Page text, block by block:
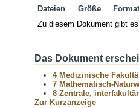
Dateien Größe
Format
Zu diesem Dokument gibt
Das Dokument
4 Medizinische
7 Mathematisch-
8 Zentrale,
Zur Kurzanzeige